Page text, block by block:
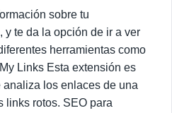
sobre tu
y te da la opción de ir a ver
herramientas como
Links Esta extensión es
los enlaces de una
links rotos. SEO para